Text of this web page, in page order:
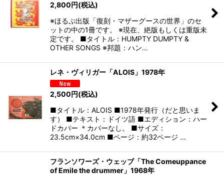
2,800円(税込)
※ほるぷ出版「復刻・マザーグースの世界」のセ
ットの中の1冊です。 ※現在、絶版もしくは重版未
定です。 ■タイトル：HUMPTY DUMPTY &
OTHER SONGS ※邦題：ハン…
レネ・ヴィリガー「ALOIS」1978年
2,500円(税込)
■タイトル：ALOIS ■1978年発行（だと思いま
す） ■テキスト：ドイツ語 ■エディション：ハー
ドカバー ＊カバーなし。 ■サイズ：
23.5cm×34.0cm ■ページ：約32ページ …
フランソワーズ・ウェッブ「The Comeuppance
of Emile the drummer」1968年